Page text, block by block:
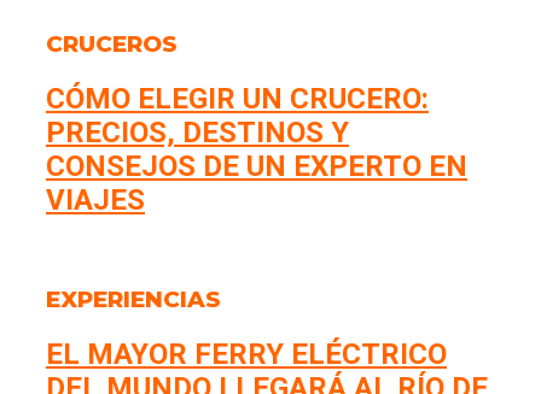
CRUCEROS
CÓMO ELEGIR UN CRUCERO:
PRECIOS, DESTINOS Y
CONSEJOS DE UN EXPERTO EN
VIAJES
EXPERIENCIAS
EL MAYOR FERRY ELÉCTRICO